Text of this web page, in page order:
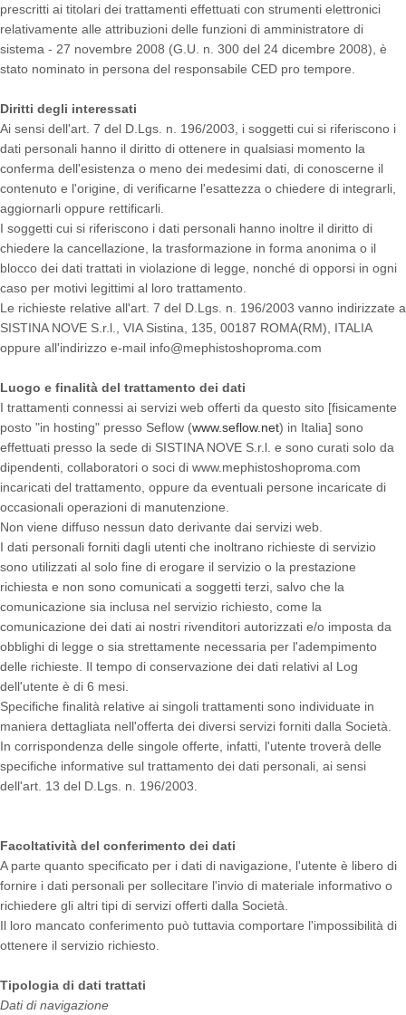
prescritti ai titolari dei trattamenti effettuati con strumenti elettronici
relativamente alle attribuzioni delle funzioni di amministratore di
sistema - 27 novembre 2008 (G.U. n. 300 del 24 dicembre 2008), è
stato nominato in persona del responsabile CED pro tempore.
Diritti degli interessati
Ai sensi dell'art. 7 del D.Lgs. n. 196/2003, i soggetti cui si riferiscono i
dati personali hanno il diritto di ottenere in qualsiasi momento la
conferma dell'esistenza o meno dei medesimi dati, di conoscerne il
contenuto e l'origine, di verificarne l'esattezza o chiedere di integrarli,
aggiornarli oppure rettificarli.
I soggetti cui si riferiscono i dati personali hanno inoltre il diritto di
chiedere la cancellazione, la trasformazione in forma anonima o il
blocco dei dati trattati in violazione di legge, nonché di opporsi in ogni
caso per motivi legittimi al loro trattamento.
Le richieste relative all'art. 7 del D.Lgs. n. 196/2003 vanno indirizzate a
SISTINA NOVE S.r.l., VIA Sistina, 135, 00187 ROMA(RM), ITALIA
oppure all'indirizzo e-mail info@mephistoshoproma.com
Luogo e finalità del trattamento dei dati
I trattamenti connessi ai servizi web offerti da questo sito [fisicamente
posto "in hosting" presso Seflow (www.seflow.net) in Italia] sono
effettuati presso la sede di SISTINA NOVE S.r.l. e sono curati solo da
dipendenti, collaboratori o soci di www.mephistoshoproma.com
incaricati del trattamento, oppure da eventuali persone incaricate di
occasionali operazioni di manutenzione.
Non viene diffuso nessun dato derivante dai servizi web.
I dati personali forniti dagli utenti che inoltrano richieste di servizio
sono utilizzati al solo fine di erogare il servizio o la prestazione
richiesta e non sono comunicati a soggetti terzi, salvo che la
comunicazione sia inclusa nel servizio richiesto, come la
comunicazione dei dati ai nostri rivenditori autorizzati e/o imposta da
obblighi di legge o sia strettamente necessaria per l'adempimento
delle richieste. Il tempo di conservazione dei dati relativi al Log
dell'utente è di 6 mesi.
Specifiche finalità relative ai singoli trattamenti sono individuate in
maniera dettagliata nell'offerta dei diversi servizi forniti dalla Società.
In corrispondenza delle singole offerte, infatti, l'utente troverà delle
specifiche informative sul trattamento dei dati personali, ai sensi
dell'art. 13 del D.Lgs. n. 196/2003.
Facoltatività del conferimento dei dati
A parte quanto specificato per i dati di navigazione, l'utente è libero di
fornire i dati personali per sollecitare l'invio di materiale informativo o
richiedere gli altri tipi di servizi offerti dalla Società.
Il loro mancato conferimento può tuttavia comportare l'impossibilità di
ottenere il servizio richiesto.
Tipologia di dati trattati
Dati di navigazione